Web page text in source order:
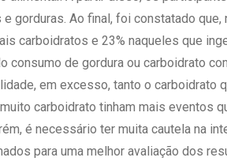
gorduras. Ao final, foi constatado
carboidratos e 23% naqueles que
consumo de gordura ou carboidrato
em excesso, tanto o carboidrato
carboidrato tinham mais eventos
é necessário ter muita cautela na
para uma melhor avaliação dos